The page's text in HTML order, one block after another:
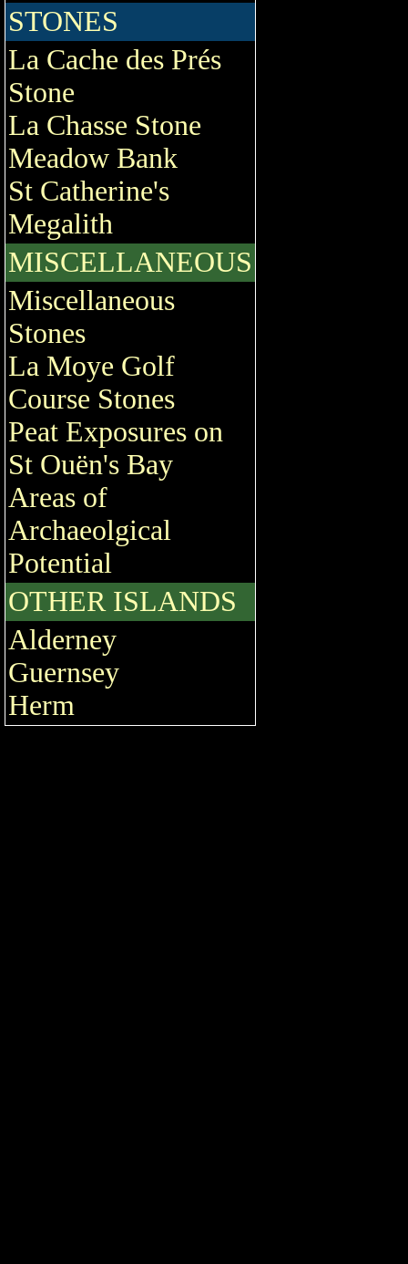
STONES
La Cache des Prés
Stone
La Chasse Stone
Meadow Bank
St Catherine's
Megalith
MISCELLANEOUS
Miscellaneous
Stones
La Moye Golf
Course Stones
Peat Exposures on
St Ouën's Bay
Areas of
Archaeolgical
Potential
OTHER ISLANDS
Alderney
Guernsey
Herm